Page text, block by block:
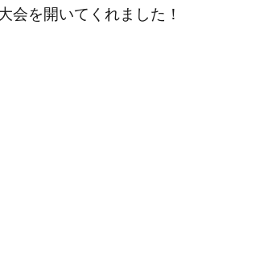
会を開いてくれました！